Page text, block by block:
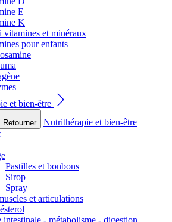
E
K
vitamines et minéraux
pour enfants
et bien-être
Retourner
Nutrithérapie et bien-être
Pastilles et bonbons
Sirop
Spray
et articulations
intestinale - métabolisme - digestion